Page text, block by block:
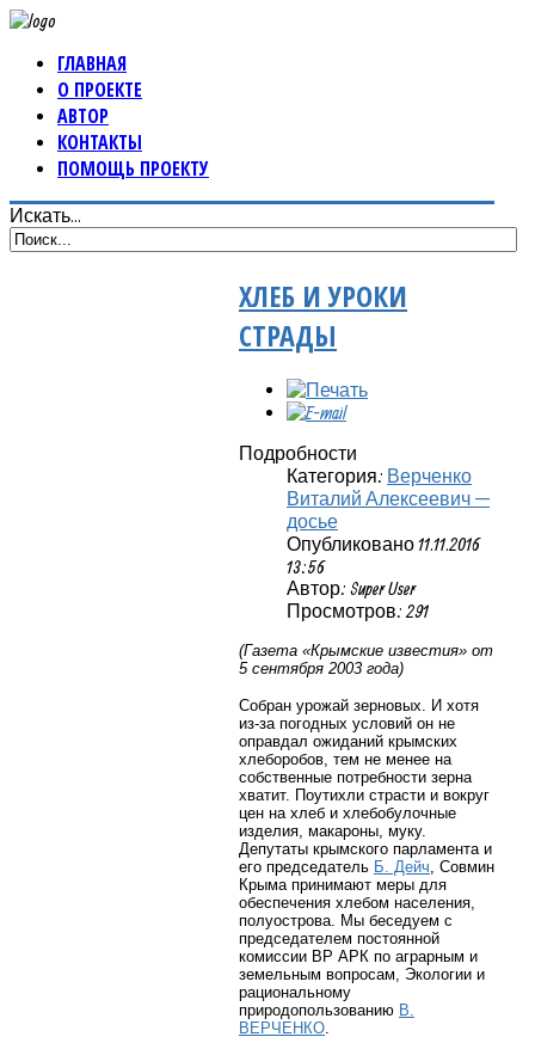
ГЛАВНАЯ
О ПРОЕКТЕ
АВТОР
КОНТАКТЫ
ПОМОЩЬ ПРОЕКТУ
Искать...
ХЛЕБ И УРОКИ
СТРАДЫ
Подробности
Категория: Верченко
Виталий Алексеевич —
досье
Опубликовано 11.11.2016
13:56
Автор: Super User
Просмотров: 291
(Газета «Крымские известия» от
5 сентября 2003 года)
Собран урожай зерновых. И хотя
из-за погодных условий он не
оправдал ожиданий крымских
хлеборобов, тем не менее на
собственные потребности зерна
хватит. Поутихли страсти и вокруг
цен на хлеб и хлебобулочные
изделия, макароны, муку.
Депутаты крымского парламента и
его председатель Б. Дейч , Совмин
Крыма принимают меры для
обеспечения хлебом населения,
полуострова. Мы беседуем с
председателем постоянной
комиссии ВР АРК по аграрным и
земельным вопросам, Экологии и
рациональному
природопользованию В.
ВЕРЧЕНКО